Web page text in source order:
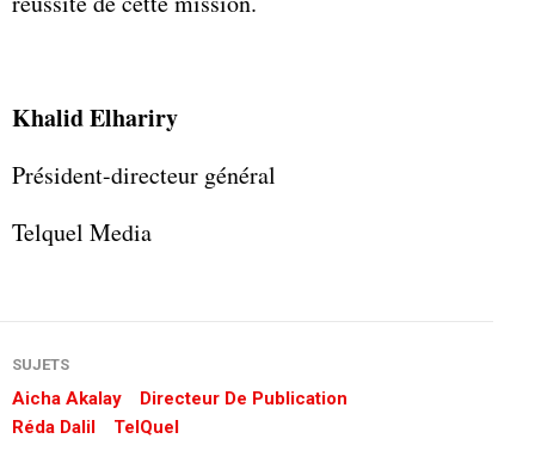
Khalid Elhariry
Président-directeur général
Telquel Media
SUJETS
Aicha Akalay
Directeur De Publication
Réda Dalil
TelQuel